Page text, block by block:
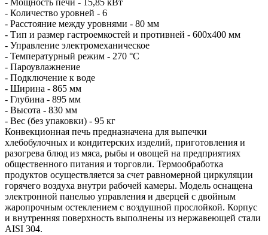
- Мощность печи - 15,85 кВт
- Количество уровней - 6
- Расстояние между уровнями - 80 мм
- Тип и размер гастроемкостей и противней - 600х400 мм
- Управление электромеханическое
- Температурный режим - 270 °С
- Пароувлажнение
- Подключение к воде
- Ширина - 865 мм
- Глубина - 895 мм
- Высота - 830 мм
- Вес (без упаковки) - 95 кг
Конвекционная печь предназначена для выпечки
хлебобулочных и кондитерских изделий, приготовления и
разогрева блюд из мяса, рыбы и овощей на предприятиях
общественного питания и торговли. Термообработка
продуктов осуществляется за счет равномерной циркуляции
горячего воздуха внутри рабочей камеры. Модель оснащена
электронной панелью управления и дверцей с двойным
жаропрочным остеклением с воздушной прослойкой. Корпус
и внутренняя поверхность выполнены из нержавеющей стали
AISI 304.